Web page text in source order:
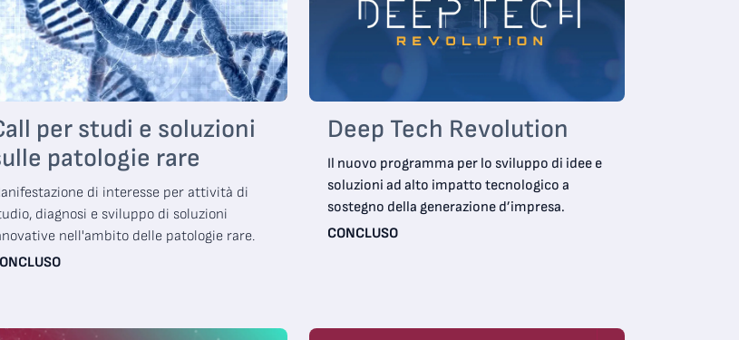
per studi e soluzioni
patologie rare
di interesse per attività di
diagnosi e sviluppo di soluzioni
nell'ambito delle patologie rare.
Deep Tech Revolution
Il nuovo programma per lo sviluppo di idee e
soluzioni ad alto impatto tecnologico a
sostegno della generazione d’impresa.
CONCLUSO